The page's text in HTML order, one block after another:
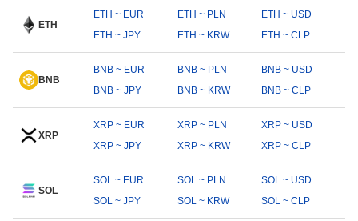
ETH
ETH ~ EUR ETH ~ PLN
ETH ~ USD
ETH ~ JPY
ETH ~ KRW ETH ~ CLP
BNB
BNB ~ EUR BNB ~ PLN
BNB ~ USD
BNB ~ JPY
BNB ~ KRW BNB ~ CLP
XRP
XRP ~ EUR XRP ~ PLN
XRP ~ USD
XRP ~ JPY
XRP ~ KRW XRP ~ CLP
SOL
SOL ~ EUR SOL ~ PLN
SOL ~ USD
SOL ~ JPY
SOL ~ KRW SOL ~ CLP